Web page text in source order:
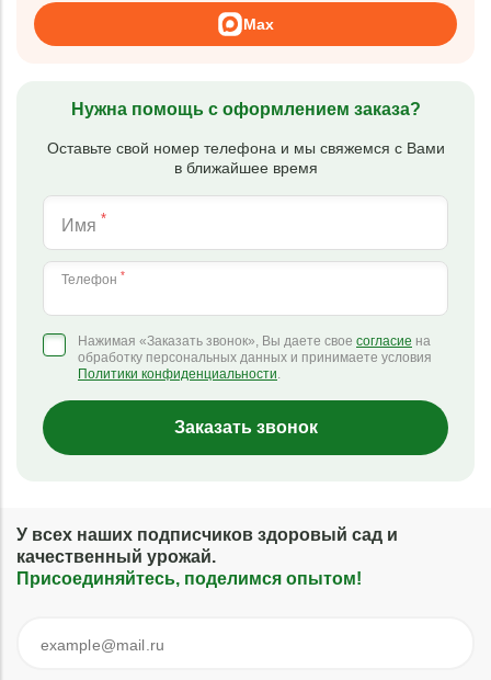
Max
Нужна помощь с оформлением заказа?
Оставьте свой номер телефона и мы свяжемся с Вами
в ближайшее время
Имя *
Телефон *
Нажимая «Заказать звонок», Вы даете свое согласие на
обработку персональных данных и принимаете условия
Политики конфиденциальности.
Заказать звонок
У всех наших подписчиков здоровый сад и
качественный урожай.
Присоединяйтесь, поделимся опытом!